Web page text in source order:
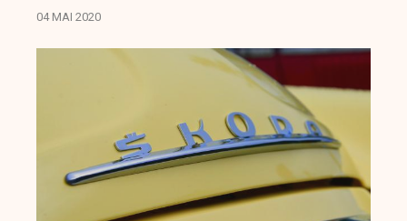
4 mai, în ambele uzine, conform unui
04 MAI 2020